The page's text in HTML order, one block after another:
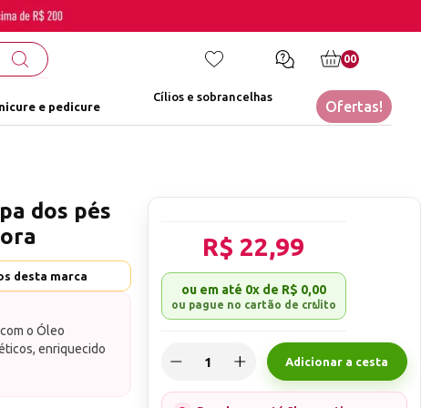
00
e pedicure
Cílios e sobrancelhas
Ofertas!
dos pés
desta marca
o Óleo
enriquecido
Este óleo foi
hidratação
do Spa dos Pés
R$ 22,99
ou em até 0xde R$ 0,00
Adicionar a cesta